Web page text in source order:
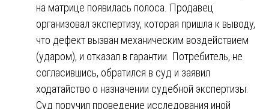
на матрице появилась полоса. Продавец
организовал экспертизу, которая пришла к выводу,
что дефект вызван механическим воздействием
(ударом), и отказал в гарантии. Потребитель, не
согласившись, обратился в суд и заявил
ходатайство о назначении судебной экспертизы.
Суд поручил проведение исследования иной